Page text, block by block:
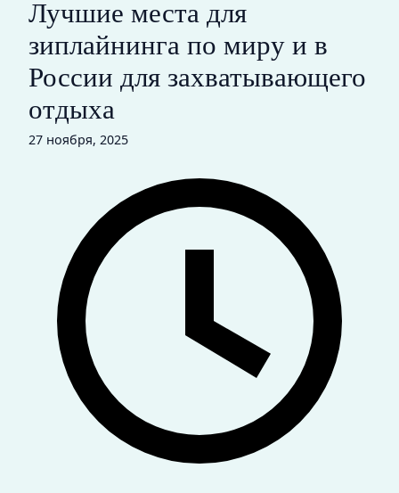
Лучшие места для
зиплайнинга по миру и в
России для захватывающего
отдыха
27 ноября, 2025